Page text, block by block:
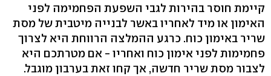
קיימת חוסר בהירות לגבי השפעת הפחמימה לפני
האימון או מיד לאחריו באשר לבנייה מיטבית של מסת
שריר באימון כוח. כרגע ההמלצה הרווחת היא לצרוך
פחמימות לפני אימון כוח ואחריו - אם מטרתכם היא
לצבור מסת שריר חדשה, אך קחו זאת בערבון מוגבל.